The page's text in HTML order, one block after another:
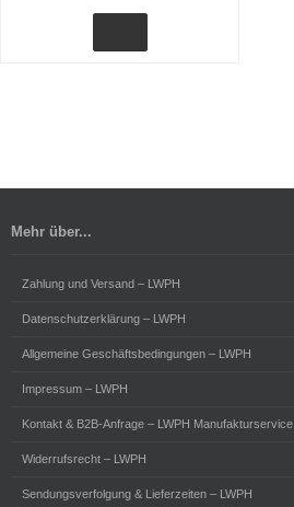
Mehr über...
Zahlung und Versand – LWPH
Datenschutzerklärung – LWPH
Allgemeine Geschäftsbedingungen – LWPH
Impressum – LWPH
Kontakt & B2B-Anfrage – LWPH Manufakturservice
Widerrufsrecht – LWPH
Sendungsverfolgung & Lieferzeiten – LWPH